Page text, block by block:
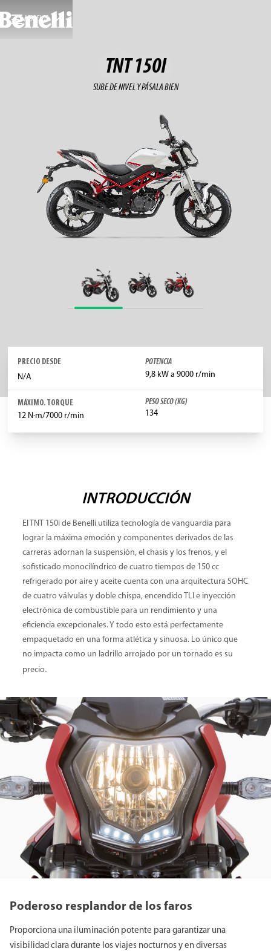
MODELOS
TNT 150I
SUBE DE NIVEL Y PÁSALA BIEN
PRECIO DESDE
N/A
POTENCIA
9,8 kW a 9000 r/min
MÁXIMO. TORQUE
12 N·m/7000 r/min
PESO SECO (KG)
134
INTRODUCCIÓN
El TNT 150i de Benelli utiliza tecnología de vanguardia para
lograr la máxima emoción y componentes derivados de las
carreras adornan la suspensión, el chasis y los frenos, y el
sofisticado monocilíndrico de cuatro tiempos de 150 cc
refrigerado por aire y aceite cuenta con una arquitectura SOHC
de cuatro válvulas y doble chispa, encendido TLI e inyección
electrónica de combustible para un rendimiento y una
eficiencia excepcionales. Y todo esto está perfectamente
empaquetado en una forma atlética y sinuosa. Lo único que
no impacta como un ladrillo arrojado por un tornado es su
precio.
Poderoso resplandor de los faros
Proporciona una iluminación potente para garantizar una
visibilidad clara durante los viajes nocturnos y en diversas